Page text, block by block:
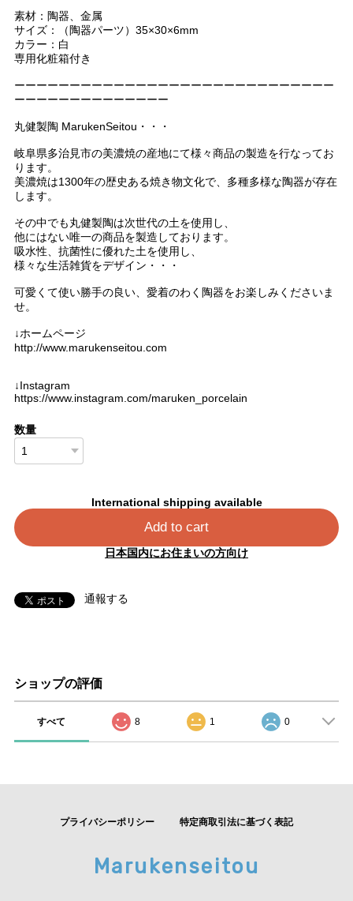
素材：陶器、金属
サイズ：（陶器パーツ）35×30×6mm
カラー：白
専用化粧箱付き
ーーーーーーーーーーーーーーーーーーーーーーーーーーーーー
ーーーーーーーーーーーーーー
丸健製陶 MarukenSeitou・・・
岐阜県多治見市の美濃焼の産地にて様々商品の製造を行なってお
ります。
美濃焼は1300年の歴史ある焼き物文化で、多種多様な陶器が存在
します。
その中でも丸健製陶は次世代の土を使用し、
他にはない唯一の商品を製造しております。
吸水性、抗菌性に優れた土を使用し、
様々な生活雑貨をデザイン・・・
可愛くて使い勝手の良い、愛着のわく陶器をお楽しみくださいま
せ。
↓ホームページ
http://www.marukenseitou.com
↓Instagram
https://www.instagram.com/maruken_porcelain
数量
International shipping available
Add to cart
日本国内にお住まいの方向け
通報する
ショップの評価
すべて 8 1 0
プライバシーポリシー 特定商取引法に基づく表記
Marukenseitou